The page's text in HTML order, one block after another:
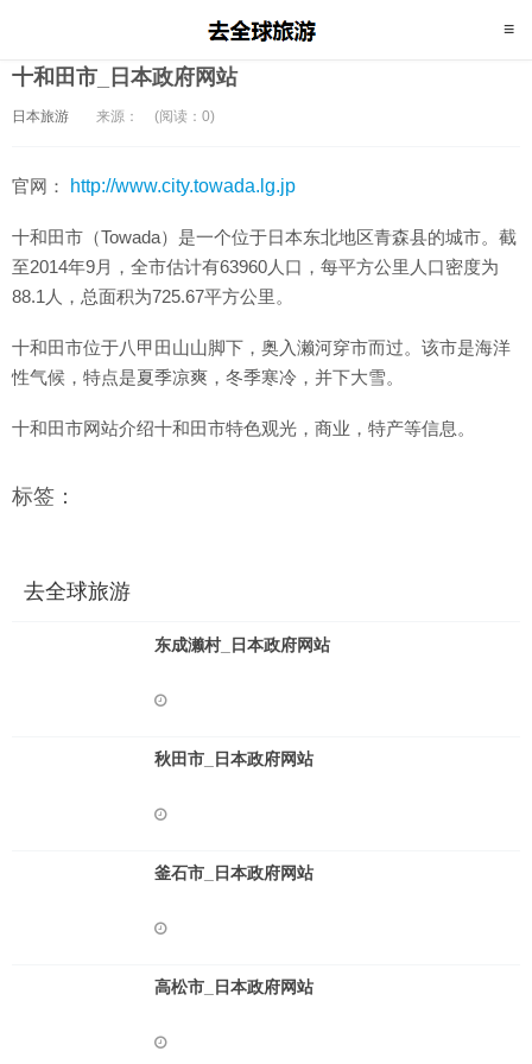
十和田市_日本政府网站
日本旅游 来源： (阅读：0)
官网： http://www.city.towada.lg.jp
十和田市（Towada）是一个位于日本东北地区青森县的城市。截
至2014年9月，全市估计有63960人口，每平方公里人口密度为
88.1人，总面积为725.67平方公里。
十和田市位于八甲田山山脚下，奥入濑河穿市而过。该市是海洋
性气候，特点是夏季凉爽，冬季寒冷，并下大雪。
十和田市网站介绍十和田市特色观光，商业，特产等信息。
标签：
去全球旅游
东成濑村_日本政府网站
秋田市_日本政府网站
釜石市_日本政府网站
高松市_日本政府网站